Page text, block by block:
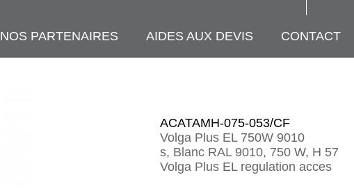
NOS PARTENAIRES AIDES AUX DEVIS CONTACT
ACATAMH-075-053/CF
Volga Plus EL 750W 9010
s, Blanc RAL 9010, 750 W, H 57
Volga Plus EL regulation acces